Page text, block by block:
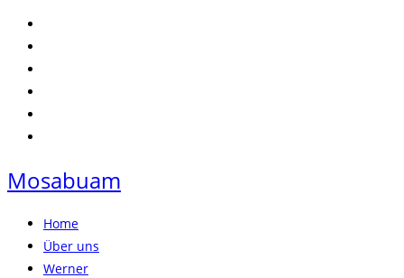
Zum
Inhalt
springen
Mosabuam
Home
Über uns
Werner